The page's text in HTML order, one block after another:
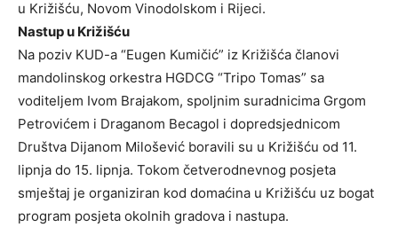
u Križišću, Novom Vinodolskom i Rijeci.
Nastup u Križišću
Na poziv KUD-a “Eugen Kumičić” iz Križišća članovi
mandolinskog orkestra HGDCG “Tripo Tomas” sa
voditeljem Ivom Brajakom, spoljnim suradnicima Grgom
Petrovićem i Draganom Becagol i dopredsjednicom
Društva Dijanom Milošević boravili su u Križišću od 11.
lipnja do 15. lipnja. Tokom četverodnevnog posjeta
smještaj je organiziran kod domaćina u Križišću uz bogat
program posjeta okolnih gradova i nastupa.